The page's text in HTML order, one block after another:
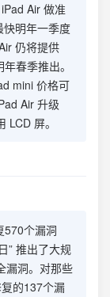
Air 做准
明年一季度
仍将提供
春季推出。
mini 价格可
Air 升级
屏。
570个漏洞
” 推出了大规
漏洞。对那些
的137个漏